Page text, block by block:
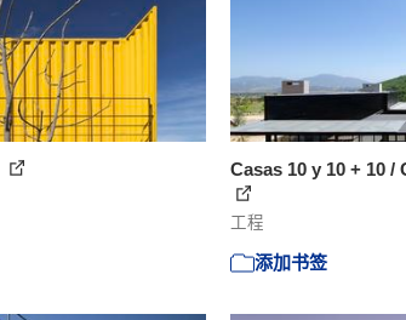
Casas 10 y 10 + 10
工程
添加书签